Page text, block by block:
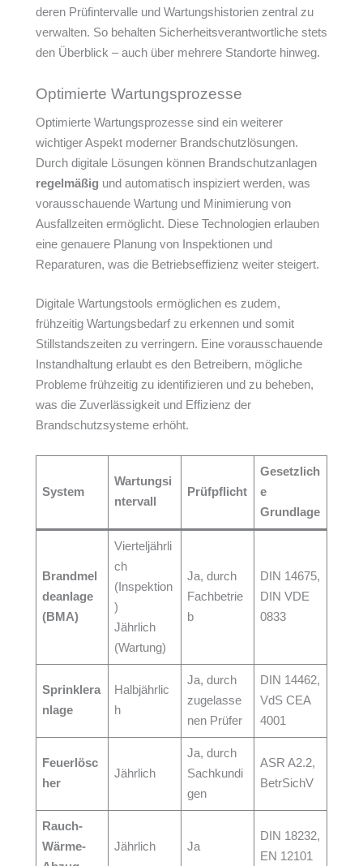
deren Prüfintervalle und Wartungshistorien zentral zu
verwalten. So behalten Sicherheitsverantwortliche stets
den Überblick – auch über mehrere Standorte hinweg.
Optimierte Wartungsprozesse
Optimierte Wartungsprozesse sind ein weiterer
wichtiger Aspekt moderner Brandschutzlösungen.
Durch digitale Lösungen können Brandschutzanlagen
regelmäßig und automatisch inspiziert werden, was
vorausschauende Wartung und Minimierung von
Ausfallzeiten ermöglicht. Diese Technologien erlauben
eine genauere Planung von Inspektionen und
Reparaturen, was die Betriebseffizienz weiter steigert.
Digitale Wartungstools ermöglichen es zudem,
frühzeitig Wartungsbedarf zu erkennen und somit
Stillstandszeiten zu verringern. Eine vorausschauende
Instandhaltung erlaubt es den Betreibern, mögliche
Probleme frühzeitig zu identifizieren und zu beheben,
was die Zuverlässigkeit und Effizienz der
Brandschutzsysteme erhöht.
System
Wartungsi
ntervall
Prüfpflicht
Gesetzlich
e
Grundlage
Brandmel
deanlage
(BMA)
Vierteljährli
ch
(Inspektion
)
Jährlich
(Wartung)
Ja, durch
Fachbetrie
b
DIN 14675,
DIN VDE
0833
Sprinklera
nlage
Halbjährlic
h
Ja, durch
zugelasse
nen Prüfer
DIN 14462,
VdS CEA
4001
Feuerlösc
her
Jährlich
Ja, durch
Sachkundi
gen
ASR A2.2,
BetrSichV
Rauch-
Wärme-
Jährlich Ja
DIN 18232,
EN 12101